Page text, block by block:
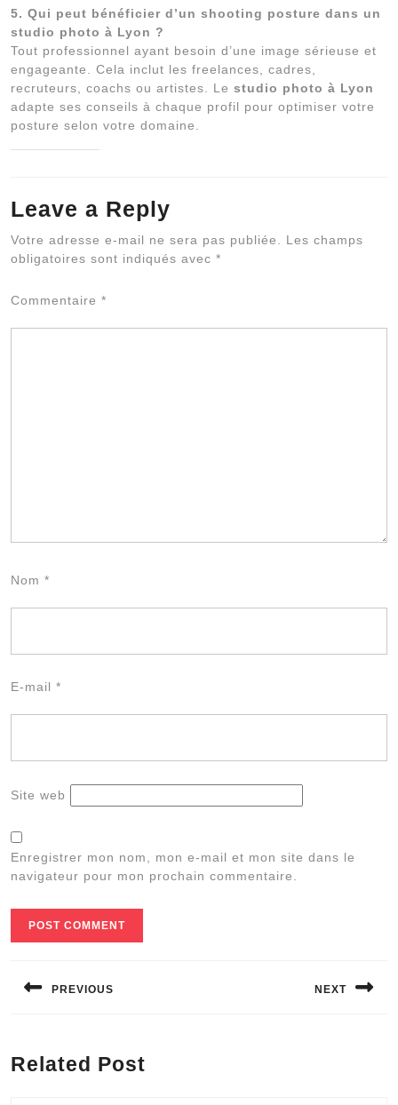
5. Qui peut bénéficier d’un shooting posture dans un
studio photo à Lyon ?
Tout professionnel ayant besoin d’une image sérieuse et
engageante. Cela inclut les freelances, cadres,
recruteurs, coachs ou artistes. Le studio photo à Lyon
adapte ses conseils à chaque profil pour optimiser votre
posture selon votre domaine.
Leave a Reply
Votre adresse e-mail ne sera pas publiée.
Les champs
obligatoires sont indiqués avec *
Commentaire *
Nom *
E-mail *
Site web
Enregistrer mon nom, mon e-mail et mon site dans le
navigateur pour mon prochain commentaire.
de
PREVIOUS
post:
NEXT
Related Post